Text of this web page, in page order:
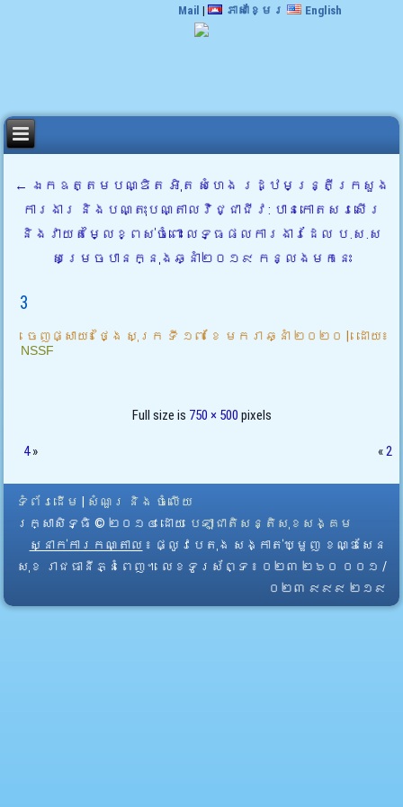
Mail | ភាសាខ្មែរ English
← ឯកឧត្តមបណ្ឌិត អុិត សំហេង រដ្ឋមន្ត្រីក្រសួង
ការងារ និងបណ្តុះបណ្តាលវិជ្ជាជីវ: បានកោតសរសើរ
និងវាយតម្លៃខ្ពស់ចំពោះ លទ្ធផលការងារដែល ប.ស.ស
សម្រេចបានក្នុងឆ្នាំ២០១៩ កន្លងមកនេះ
3
ចេញផ្សាយ៖ ថ្ងៃ សុក្រ ទី ១៧ ខែ មករា ឆ្នាំ ២០២០ | ដោយ៖
NSSF
Full size is 750 × 500 pixels
4» «2
ទំព័រដើម
សំណួរ និង ចំលើយ
រក្សាសិទ្ធិ © ២០១៤ ដោយ​ បេឡាជាតិសន្តិសុខសង្គម
ស្នាក់ការកណ្តាល ៖ ផ្លូវបេតុង សង្កាត់ឃ្មួញ ខណ្ឌសែន
សុខ រាជធានីភ្នំពេញ។ លេខទូរស័ព្ទ ៖ ០២៣ ២៦០ ០០១ /
០២៣ ៩៩៩ ២១៩